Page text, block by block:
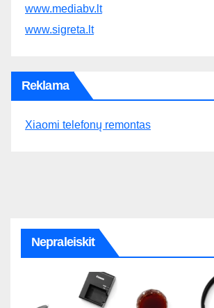
www.mediabv.lt
www.sigreta.lt
Reklama
Xiaomi telefonų remontas
Nepraleiskit